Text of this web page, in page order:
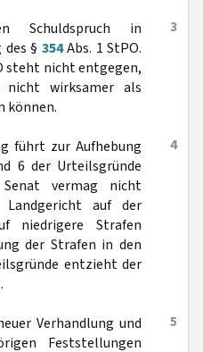
3
Schuldspruch in
§ 354Abs. 1 StPO.
steht nicht entgegen,
wirksamer als
können.
4
führt zur Aufhebung
6 der Urteilsgründe
vermag nicht
Landgericht auf der
niedrigere Strafen
der Strafen in den
entzieht der
5
Verhandlung und
Feststellungen